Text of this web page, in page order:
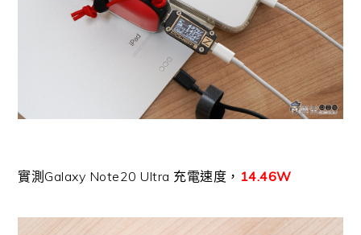
實測Galaxy Note20 Ultra 充電速度， 14.46W